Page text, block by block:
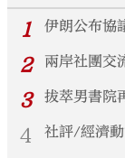
1
伊朗公布協
2 兩岸社團交
3 拔萃男書院
4 社評/經濟